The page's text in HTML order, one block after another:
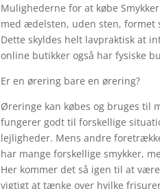
Mulighederne for at købe
med ædelsten, uden sten, formet
Dette skyldes helt lavpraktisk at
online butikker også har fysiske
Er en ørering bare en ørering?
Øreringe kan købes og bruges til
fungerer godt til forskellige
lejligheder. Mens andre
har mange forskellige smykker,
Her kommer det så igen til at
vigtigt at tænke over hvilke